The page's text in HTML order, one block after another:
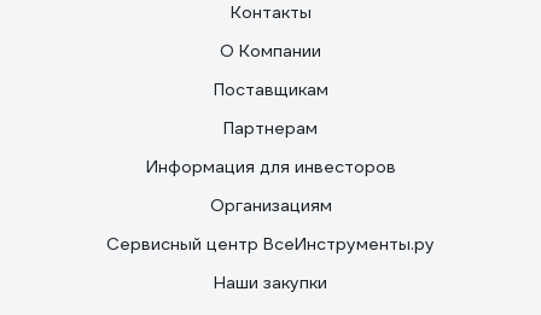
Контакты
О Компании
Поставщикам
Партнерам
Информация для инвесторов
Организациям
Сервисный центр ВсеИнструменты.ру
Наши закупки